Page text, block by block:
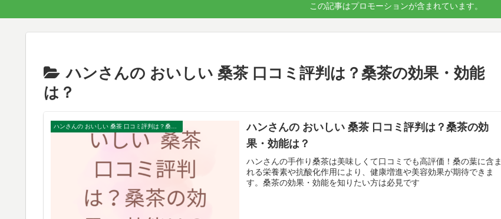
この記事はプロモーションが含まれています。
ハンさんの おいしい 桑茶 口コミ評判は？桑茶の効果・効能
は？
ハンさんの おいしい 桑茶 口コミ評判は？桑茶の効果・効能は？
ハンさんの おいしい 桑茶 口コミ評判は？桑茶の効
果・効能は？
ハンさんの手作り桑茶は美味しくて口コミでも高評価！桑の葉に含ま
れる栄養素や抗酸化作用により、健康増進や美容効果が期待できま
す。桑茶の効果・効能を知りたい方は必見です